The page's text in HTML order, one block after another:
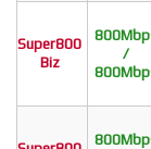
Super800
Biz
/